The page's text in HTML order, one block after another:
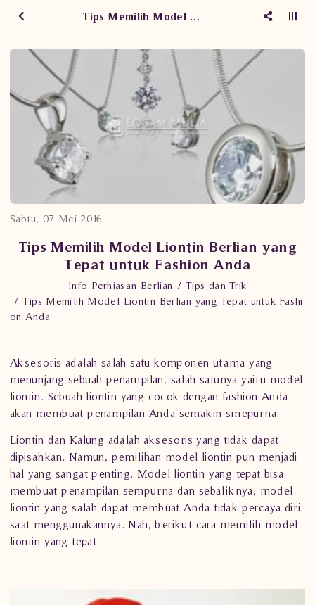
Tips Memilih Model Liontin Berlian yang Tepat untuk Fashion Anda
Sabtu, 07 Mei 2016
Tips Memilih Model Liontin Berlian yang
Tepat untuk Fashion Anda
Info Perhiasan Berlian
Tips dan Trik
Tips Memilih Model Liontin Berlian yang Tepat untuk Fashi
on Anda
Aksesoris adalah salah satu komponen utama yang
menunjang sebuah penampilan, salah satunya yaitu model
liontin. Sebuah liontin yang cocok dengan fashion Anda
akan membuat penampilan Anda semakin smepurna.
Liontin dan Kalung adalah aksesoris yang tidak dapat
dipisahkan. Namun, pemilihan model liontin pun menjadi
hal yang sangat penting. Model liontin yang tepat bisa
membuat penampilan sempurna dan sebaliknya, model
liontin yang salah dapat membuat Anda tidak percaya diri
saat menggunakannya. Nah, berikut cara memilih model
liontin yang tepat.